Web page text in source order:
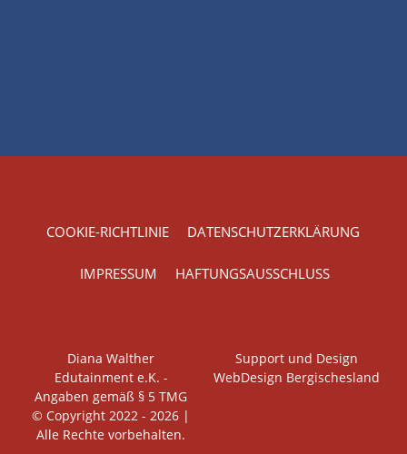
COOKIE-RICHTLINIE DATENSCHUTZERKLÄRUNG
IMPRESSUM HAFTUNGSAUSSCHLUSS
Diana Walther
Edutainment e.K. -
Angaben gemäß § 5 TMG
© Copyright 2022 - 2026 |
Alle Rechte vorbehalten.
Support und Design
WebDesign Bergischesland